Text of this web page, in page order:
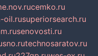
cemko.ru
oil.rusuperiorsearch.ru
senovosti.ru
technosaratov.ru